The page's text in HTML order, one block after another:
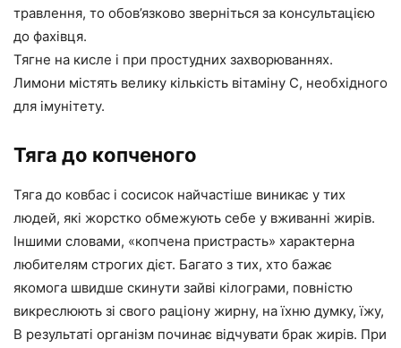
травлення, то обов’язково зверніться за консультацією
до фахівця.
Тягне на кисле і при простудних захворюваннях.
Лимони містять велику кількість вітаміну С, необхідного
для імунітету.
Тяга до копченого
Тяга до ковбас і сосисок найчастіше виникає у тих
людей, які жорстко обмежують себе у вживанні жирів.
Іншими словами, «копчена пристрасть» характерна
любителям строгих дієт. Багато з тих, хто бажає
якомога швидше скинути зайві кілограми, повністю
викреслюють зі свого раціону жирну, на їхню думку, їжу,
В результаті організм починає відчувати брак жирів. При